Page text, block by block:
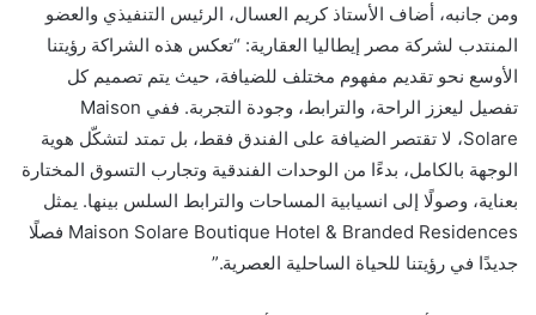
ومن جانبه، أضاف الأستاذ كريم العسال، الرئيس التنفيذي والعضو
المنتدب لشركة مصر إيطاليا العقارية: “تعكس هذه الشراكة رؤيتنا
الأوسع نحو تقديم مفهوم مختلف للضيافة، حيث يتم تصميم كل
تفصيل ليعزز الراحة، والترابط، وجودة التجربة. ففي Maison
Solare، لا تقتصر الضيافة على الفندق فقط، بل تمتد لتشكّل هوية
الوجهة بالكامل، بدءًا من الوحدات الفندقية وتجارب التسوق المختارة
بعناية، وصولًا إلى انسيابية المساحات والترابط السلس بينها. يمثل
Maison Solare Boutique Hotel & Branded Residences فصلًا
جديدًا في رؤيتنا للحياة الساحلية العصرية.”